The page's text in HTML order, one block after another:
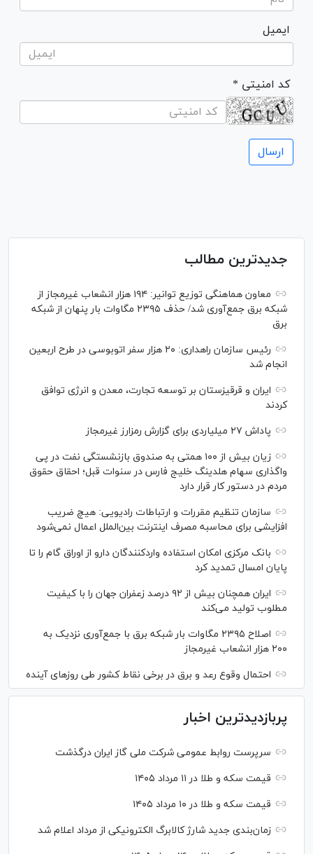
ایمیل
* کد امنیتی
جدیدترین مطالب
معاون هماهنگی توزیع توانیر: ۱۹۴ هزار انشعاب غیرمجاز از
شبکه برق جمع‌آوری شد/ حذف ۲۳۹۵ مگاوات بار پنهان از شبکه
برق
رئیس سازمان راهداری: ۲۰ هزار سفر اتوبوسی در طرح اربعین
انجام شد
ایران و قرقیزستان بر توسعه تجارت، معدن و انرژی توافق
کردند
پاداش ۲۷ میلیاردی برای گزارش رمزارز غیرمجاز
زیان بیش از ۱۰۰ همتی به صندوق بازنشستگی نفت در پی
واگذاری سهام هلدینگ خلیج فارس در سنوات قبل؛ احقاق حقوق
مردم در دستور کار قرار دارد
سازمان تنظیم مقررات و ارتباطات رادیویی: هیچ ضریب
افزایشی برای محاسبه مصرف اینترنت بین‌الملل اعمال نمی‌شود
بانک مرکزی امکان استفاده واردکنندگان دارو از اوراق گام را تا
پایان امسال تمدید کرد
ایران همچنان بیش از ۹۲ درصد زعفران جهان را با کیفیت
مطلوب تولید می‌کند
اصلاح ۲۳۹۵ مگاوات بار شبکه برق با جمع‌آوری نزدیک به
۲۰۰ هزار انشعاب غیرمجاز
احتمال وقوع رعد و برق در برخی نقاط کشور طی روز‌های آینده
پربازدیدترین اخبار
سرپرست روابط عمومی شرکت ملی گاز ایران درگذشت
قیمت سکه و طلا در ۱۱ مرداد ۱۴۰۵
قیمت سکه و طلا در ۱۰ مرداد ۱۴۰۵
زمان‌بندی جدید شارژ کالابرگ الکترونیکی از مرداد اعلام شد